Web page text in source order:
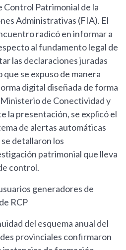
Control Patrimonial de la
Administrativas (FIA). El
radicó en informar a
al fundamento legal de
las declaraciones juradas
se expuso de manera
digital diseñada de forma
de Conectividad y
la presentación, se explicó el
de alertas automáticas
detallaron los
patrimonial que lleva
control.
generadores de
RCP
del esquema anual del
provinciales confirmaron